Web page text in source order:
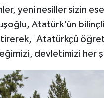
yeni nesiller sizin
Atatürk'ün
'Atatürkçü
devletimizi her